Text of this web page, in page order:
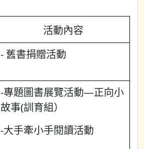
活動內容
- 舊書捐贈活動
-專題圖書展覽活動—正向小
故事(訓育組）
-大手牽小手閱讀活動